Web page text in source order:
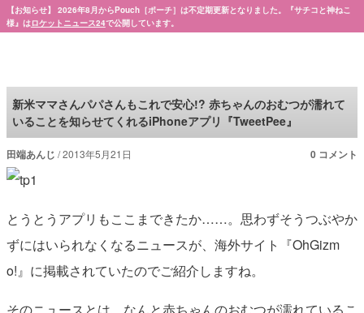
【お知らせ】 2026年8月からPouch［ポーチ］は不定期更新となりました。『サチコと神ねこ
様』はロケットニュース24で公開しています。
新米ママさんパパさんもこれで安心!? 赤ちゃんのおむつが濡れて
いることを知らせてくれるiPhoneアプリ『TweetPee』
田端あんじ 2013年5月21日 0 コメント
とうとうアプリもここまできたか……。思わずそうつぶやか
ずにはいられなくなるニュースが、海外サイト『OhGizm
o!』に掲載されていたのでご紹介しますね。
そのニュースとは、なんと赤ちゃんのおむつが濡れているこ